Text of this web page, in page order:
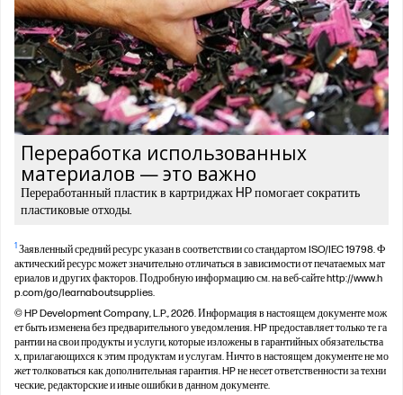
Переработка использованных
материалов — это важно
Переработанный пластик в картриджах HP помогает сократить
пластиковые отходы.
1Заявленный средний ресурс указан в соответствии со стандартом ISO/IEC 19798. Ф
актический ресурс может значительно отличаться в зависимости от печатаемых мат
ериалов и других факторов. Подробную информацию см. на веб-сайте http://www.h
p.com/go/learnaboutsupplies.
© HP Development Company, L.P., 2026. Информация в настоящем документе мож
ет быть изменена без предварительного уведомления. HP предоставляет только те га
рантии на свои продукты и услуги, которые изложены в гарантийных обязательства
х, прилагающихся к этим продуктам и услугам. Ничто в настоящем документе не мо
жет толковаться как дополнительная гарантия. HP не несет ответственности за техни
ческие, редакторские и иные ошибки в данном документе.